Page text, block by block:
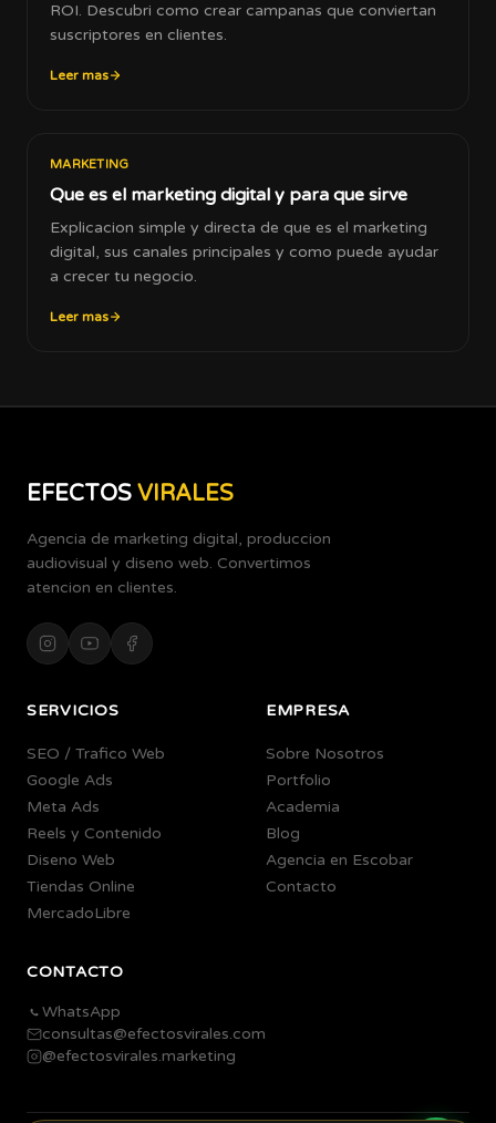
ROI. Descubri como crear campanas que conviertan
suscriptores en clientes.
Leer mas
MARKETING
Que es el marketing digital y para que sirve
Explicacion simple y directa de que es el marketing
digital, sus canales principales y como puede ayudar
a crecer tu negocio.
Leer mas
EFECTOS VIRALES
Agencia de marketing digital, produccion
audiovisual y diseno web. Convertimos
atencion en clientes.
SERVICIOS
SEO / Trafico Web
Google Ads
Meta Ads
Reels y Contenido
Diseno Web
Tiendas Online
MercadoLibre
EMPRESA
Sobre Nosotros
Portfolio
Academia
Blog
Agencia en Escobar
Contacto
CONTACTO
WhatsApp
consultas@efectosvirales.com
@efectosvirales.marketing